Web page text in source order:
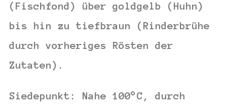
(Fischfond) über goldgelb (Huhn)
bis hin zu tiefbraun (Rinderbrühe
durch vorheriges Rösten der
Zutaten).
Siedepunkt: Nahe 100°C,
durch